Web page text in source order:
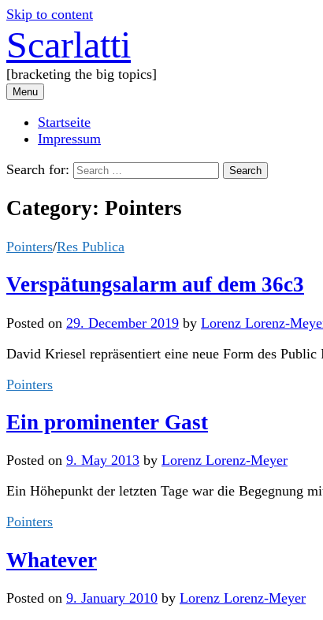
Skip to content
Scarlatti
[bracketing the big topics]
Menu
Startseite
Impressum
Search for:
Category: Pointers
Pointers/Res Publica
Verspätungsalarm auf dem 36c3
Posted on 29. December 2019 by Lorenz Lorenz-
David Kriesel repräsentiert eine neue Form des
Pointers
Ein prominenter Gast
Posted on 9. May 2013 by Lorenz Lorenz-Meyer
Ein Höhepunkt der letzten Tage war die Begegnung
Pointers
Whatever
Posted on 9. January 2010 by Lorenz Lorenz-Meyer